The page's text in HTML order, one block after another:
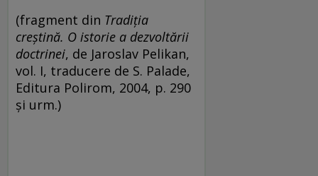
(fragment din Tradiția
creștină. O istorie a dezvoltării
doctrinei, de Jaroslav Pelikan,
vol. I, traducere de S. Palade,
Editura Polirom, 2004, p. 290
și urm.)